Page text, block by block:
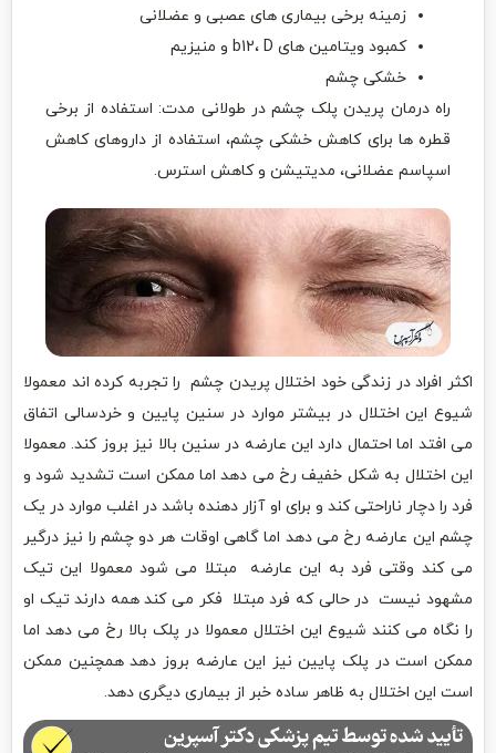
زمینه برخی بیماری های عصبی و عضلانی
کمبود ویتامین های b12، D و منیزیم
خشکی چشم
راه درمان پریدن پلک چشم در طولانی مدت: استفاده از برخی
قطره ها برای کاهش خشکی چشم، استفاده از داروهای کاهش
اسپاسم عضلانی، مدیتیشن و کاهش استرس.
اکثر افراد در زندگی خود اختلال پریدن چشم را تجربه کرده اند معمولا
شیوع این اختلال در بیشتر موارد در سنین پایین و خردسالی اتفاق
می افتد اما احتمال دارد این عارضه در سنین بالا نیز بروز کند. معمولا
این اختلال به شکل خفیف رخ می دهد اما ممکن است تشدید شود و
فرد را دچار ناراحتی کند و برای او آزار دهنده باشد در اغلب موارد در یک
چشم این عارضه رخ می دهد اما گاهی اوقات هر دو چشم را نیز درگیر
می کند وقتی فرد به این عارضه مبتلا می شود معمولا این تیک
مشهود نیست در حالی که فرد مبتلا فکر می کند همه دارند تیک او
را نگاه می کنند شیوع این اختلال معمولا در پلک بالا رخ می دهد اما
ممکن است در پلک پایین نیز این عارضه بروز دهد همچنین ممکن
است این اختلال به ظاهر ساده خبر از بیماری دیگری دهد.